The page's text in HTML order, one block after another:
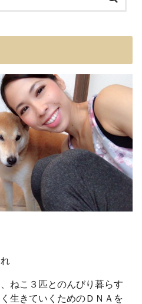
ねこ３匹とのんびり暮らす
生きていくためのＤＮＡを